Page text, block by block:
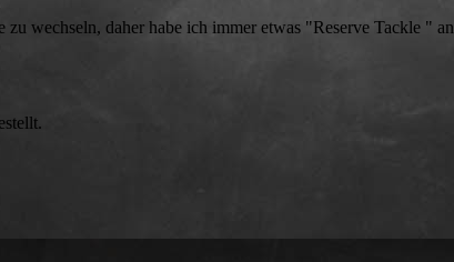
wechseln, daher habe ich immer etwas "Reserve Tackle " an